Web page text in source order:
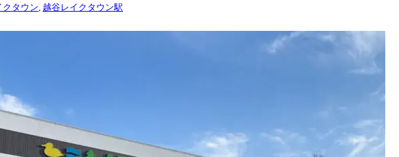
クタウン 越谷レイクタウン駅